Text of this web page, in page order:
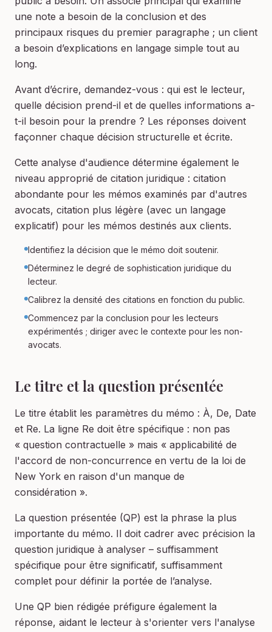
une note a besoin de la conclusion et des
principaux risques du premier paragraphe ; un client
a besoin d’explications en langage simple tout au
long.
Avant d’écrire, demandez-vous : qui est le lecteur,
quelle décision prend-il et de quelles informations a-
t-il besoin pour la prendre ? Les réponses doivent
façonner chaque décision structurelle et écrite.
Cette analyse d'audience détermine également le
niveau approprié de citation juridique : citation
abondante pour les mémos examinés par d'autres
avocats, citation plus légère (avec un langage
explicatif) pour les mémos destinés aux clients.
Identifiez la décision que le mémo doit soutenir.
Déterminez le degré de sophistication juridique du
lecteur.
Calibrez la densité des citations en fonction du public.
Commencez par la conclusion pour les lecteurs
expérimentés ; diriger avec le contexte pour les non-
avocats.
Le titre et la question présentée
Le titre établit les paramètres du mémo : À, De, Date
et Re. La ligne Re doit être spécifique : non pas
« question contractuelle » mais « applicabilité de
l'accord de non-concurrence en vertu de la loi de
New York en raison d'un manque de
considération ».
La question présentée (QP) est la phrase la plus
importante du mémo. Il doit cadrer avec précision la
question juridique à analyser – suffisamment
spécifique pour être significatif, suffisamment
complet pour définir la portée de l’analyse.
Une QP bien rédigée préfigure également la
réponse, aidant le lecteur à s'orienter vers l'analyse